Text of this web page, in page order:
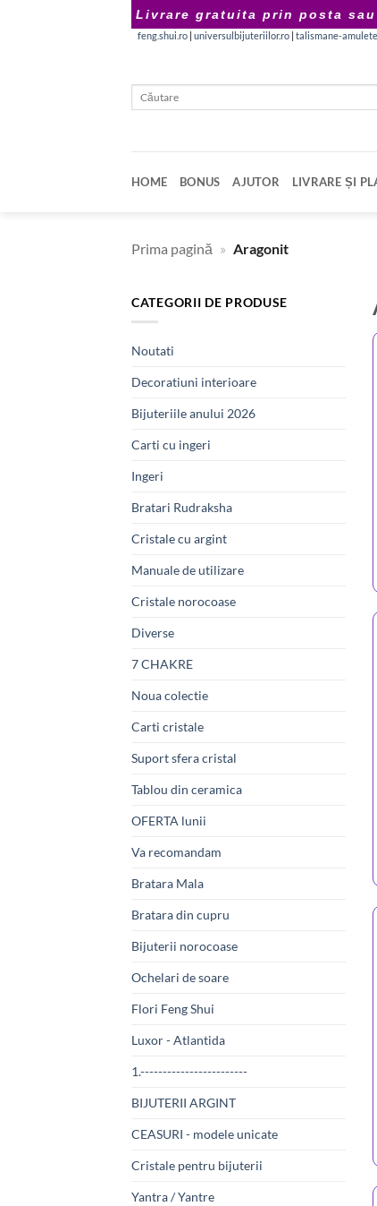
Livrare gratuita prin posta
feng.shui.ro |universulbijuteriilor.ro |talismane-
Caută
HOME BONUS AJUTOR LIVRARE ȘI
Prima pagină » Aragonit
CATEGORII DE PRODUSE
Noutati
Decoratiuni interioare
Bijuteriile anului 2026
Carti cu ingeri
Ingeri
Bratari Rudraksha
Cristale cu argint
Manuale de utilizare
Cristale norocoase
Diverse
7 CHAKRE
Noua colectie
Carti cristale
Suport sfera cristal
Tablou din ceramica
OFERTA lunii
Va recomandam
Bratara Mala
Bratara din cupru
Bijuterii norocoase
Ochelari de soare
Flori Feng Shui
Luxor - Atlantida
1.------------------------
BIJUTERII ARGINT
CEASURI - modele unicate
Cristale pentru bijuterii
Yantra / Yantre